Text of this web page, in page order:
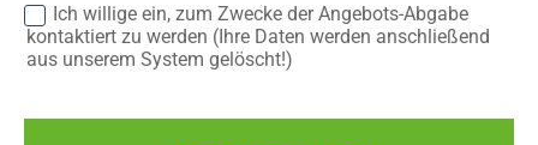
Ich willige ein, zum Zwecke der Angebots-Abgabe
kontaktiert zu werden (Ihre Daten werden anschließend
aus unserem System gelöscht!)